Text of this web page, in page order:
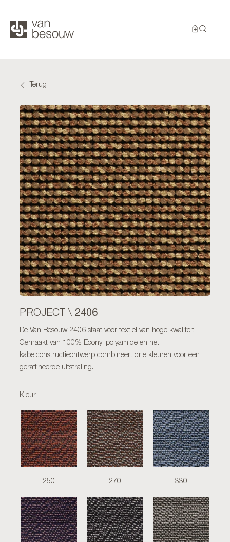
Terug
PROJECT \ 2406
De Van Besouw 2406 staat voor textiel van hoge kwaliteit.
Gemaakt van 100% Econyl polyamide en het
kabelconstructieontwerp combineert drie kleuren voor een
geraffineerde uitstraling.
Kleur
250 270 330